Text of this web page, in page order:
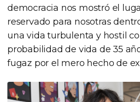
democracia nos mostró el
reservado para nosotras
una vida turbulenta y hostil
probabilidad de vida de 35
fugaz por el mero hecho de